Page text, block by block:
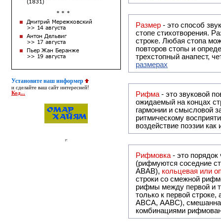
Установите наш информер
и сделайте ваш сайт интересней!
Код...
Размер - это способ
стопе стихотворения.
строке. Любая стопа
повторов стопы и
трехстопный анапест,
размерах
Рифма - это звуковой повтор, традиционно используемый в поэзии и, как
ожидаемый на концах
гармонии и смысловой
ритмическому
воздействие поэзии
Рифмовка - это
(рифмуются соседние
ABAB), кольцевая или
строки со смежной
рифмы между первой и
только к первой
ABCA, AABC), смешанная или вольная рифмовка (рифмовка в сложных строфах с различными
комбинациями